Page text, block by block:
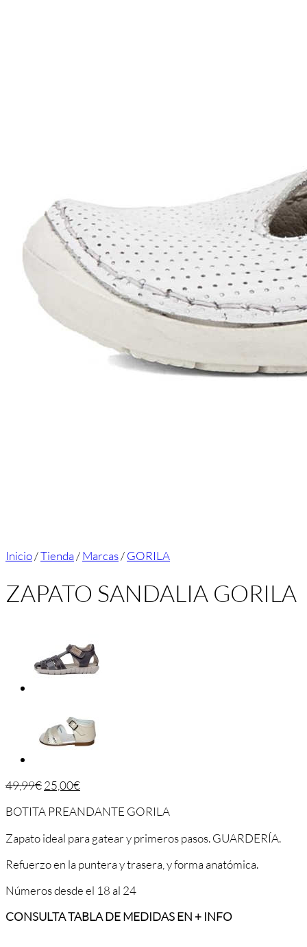
Inicio/Tienda/Marcas/GORILA
ZAPATO SANDALIA GORILA
49,99€25,00€
BOTITA PREANDANTE GORILA
Zapato ideal para gatear y primeros pasos. GUARDERÍA.
Refuerzo en la puntera y trasera, y forma anatómica.
Números desde el 18 al 24
CONSULTA TABLA DE MEDIDAS EN + INFO